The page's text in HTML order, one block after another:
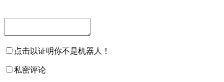
点击以证明你不是机器人！
私密评论